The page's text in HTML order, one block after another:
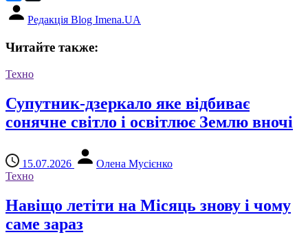
Редакція Blog Imena.UA
Читайте также:
Техно
Супутник-дзеркало яке відбиває
сонячне світло і освітлює Землю вночі
15.07.2026
Олена Мусієнко
Техно
Навіщо летіти на Місяць знову і чому
саме зараз